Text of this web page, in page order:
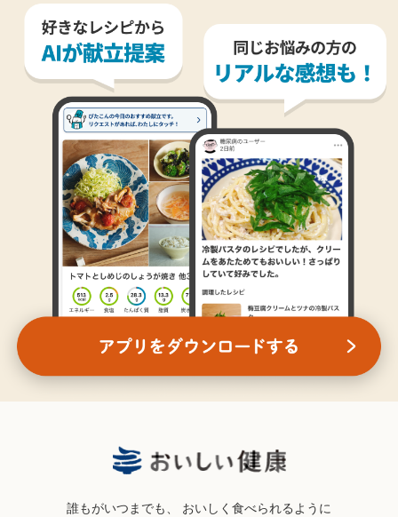
誰もがいつまでも、 おいしく食べられるように